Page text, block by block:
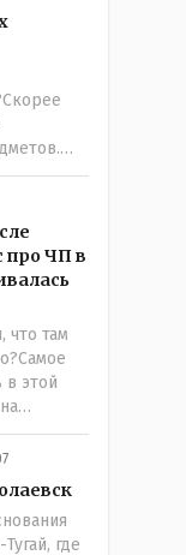
и
на
до
про ЧП в
что там
в этой
где